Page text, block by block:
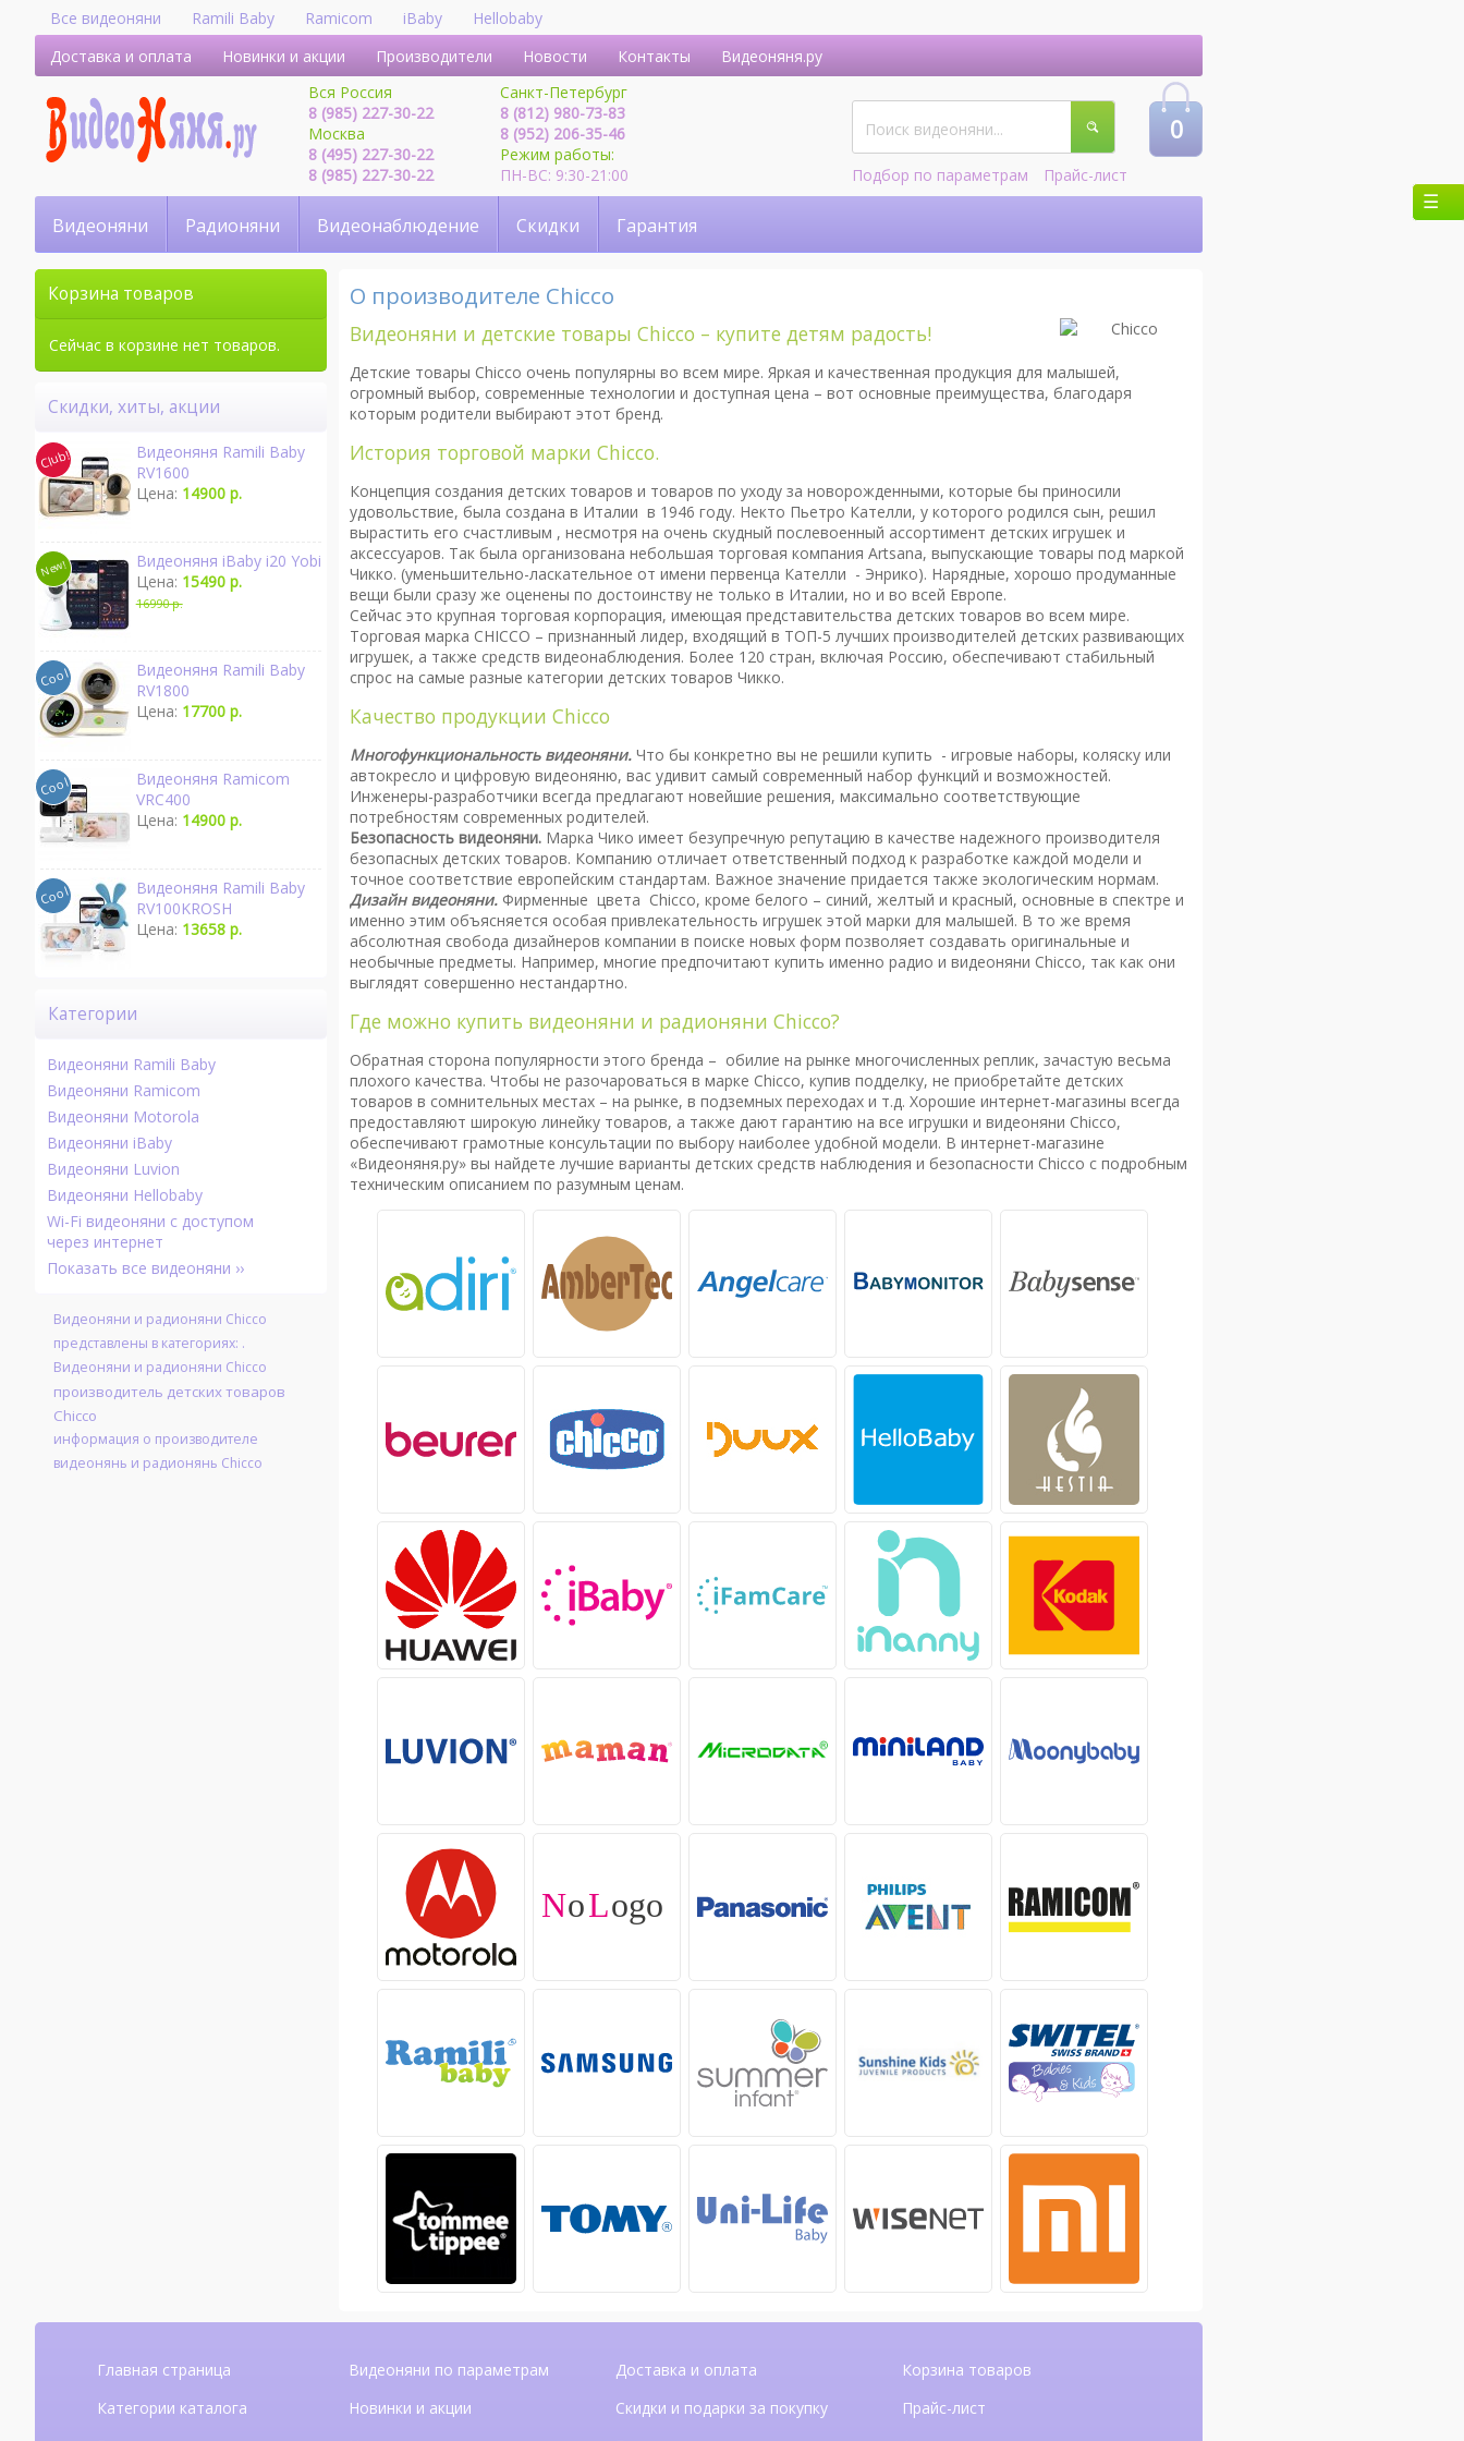
Все видеоняни Ramili Baby Ramicom iBaby
Hellobaby
Доставка и оплата
Новинки и акции Производители Новости Контакты
Видеоняня.ру
Вся Россия
8 (985) 227-30-22
Москва
8 (495) 227-30-22
8 (985) 227-30-22
Санкт-Петербург
8 (812) 980-73-83
8 (952) 206-35-46
Режим работы:
ПН-ВС: 9:30-21:00
Подбор по параметрам Прайс-лист
0
Видеоняни Радионяни Видеонаблюдение Скидки Гарантия
О производителе Chicco
Видеоняни и детские товары Chicco – купите детям радость!
Детские товары Chicco очень популярны во всем мире. Яркая и качественная продукция для малышей,
огромный выбор, современные технологии и доступная цена – вот основные преимущества, благодаря
которым родители выбирают этот бренд.
История торговой марки Chicco.
Концепция создания детских товаров и товаров по уходу за новорожденными, которые бы приносили
удовольствие, была создана в Италии в 1946 году. Некто Пьетро Кателли, у которого родился сын, решил
вырастить его счастливым , несмотря на очень скудный послевоенный ассортимент детских игрушек и
аксессуаров. Так была организована небольшая торговая компания Artsana, выпускающие товары под маркой
Чикко. (уменьшительно-ласкательное от имени первенца Кателли - Энрико). Нарядные, хорошо продуманные
вещи были сразу же оценены по достоинству не только в Италии, но и во всей Европе.
Сейчас это крупная торговая корпорация, имеющая представительства детских товаров во всем мире.
Торговая марка CHICCO – признанный лидер, входящий в ТОП-5 лучших производителей детских развивающих
игрушек, а также средств видеонаблюдения. Более 120 стран, включая Россию, обеспечивают стабильный
спрос на самые разные категории детских товаров Чикко.
Качество продукции Chicco
Многофункциональность видеоняни.Что бы конкретно вы не решили купить - игровые наборы, коляску или
автокресло и цифровую видеоняню, вас удивит самый современный набор функций и возможностей.
Инженеры-разработчики всегда предлагают новейшие решения, максимально соответствующие
потребностям современных родителей.
Безопасность видеоняни. Марка Чико имеет безупречную репутацию в качестве надежного производителя
безопасных детских товаров. Компанию отличает ответственный подход к разработке каждой модели и
точное соответствие европейским стандартам. Важное значение придается также экологическим нормам.
Дизайн видеоняни. Фирменные цвета Chicco, кроме белого – синий, желтый и красный, основные в спектре и
именно этим объясняется особая привлекательность игрушек этой марки для малышей. В то же время
абсолютная свобода дизайнеров компании в поиске новых форм позволяет создавать оригинальные и
необычные предметы. Например, многие предпочитают купить именно радио и видеоняни Chicco, так как они
выглядят совершенно нестандартно.
Где можно купить видеоняни и радионяни Chicco?
Обратная сторона популярности этого бренда – обилие на рынке многочисленных реплик, зачастую весьма
плохого качества. Чтобы не разочароваться в марке Chicco, купив подделку, не приобретайте детских
товаров в сомнительных местах – на рынке, в подземных переходах и т.д. Хорошие интернет-магазины всегда
предоставляют широкую линейку товаров, а также дают гарантию на все игрушки и видеоняни Chicco,
обеспечивают грамотные консультации по выбору наиболее удобной модели. В интернет-магазине
«Видеоняня.ру» вы найдете лучшие варианты детских средств наблюдения и безопасности Chicco с подробным
техническим описанием по разумным ценам.
Корзина товаров
Сейчас в корзине нет товаров.
Скидки, хиты, акции
Видеоняня Ramili Baby
RV1600
Цена: 14900 р.
Видеоняня iBaby i20 Yobi
Цена: 15490 р.
16990 р.
Видеоняня Ramili Baby
RV1800
Цена: 17700 р.
Видеоняня Ramicom
VRC400
Цена: 14900 р.
Видеоняня Ramili Baby
RV100KROSH
Цена: 13658 р.
Категории
Видеоняни Ramili Baby
Видеоняни Ramicom
Видеоняни Motorola
Видеоняни iBaby
Видеоняни Luvion
Видеоняни Hellobaby
Wi-Fi видеоняни с доступом
через интернет
Показать все видеоняни ››
Видеоняни и радионяни Chicco
представлены в категориях: .
Видеоняни и радионяни Chicco
производитель детских товаров
Chicco
информация о производителе
видеонянь и радионянь Chicco
Главная страница
Категории каталога
Видеоняни по параметрам
Новинки и акции
Доставка и оплата
Скидки и подарки за покупку
Корзина товаров
Прайс-лист